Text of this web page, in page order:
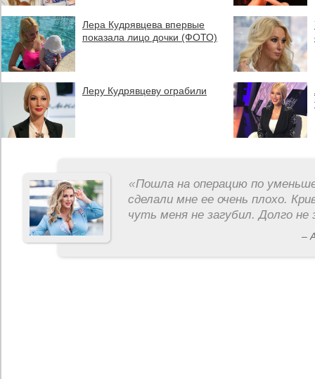
Лера Кудрявцева впервые
показала лицо дочки (ФОТО)
Леру Кудрявцеву ограбили
«Пошла на операцию по
сделали мне ее очень плохо.
чуть меня не загубил. Долго не
–